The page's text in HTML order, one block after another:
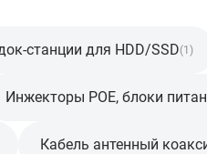
станции для HDD/SSD(1)
Инжекторы POE, блоки
Кабель антенный